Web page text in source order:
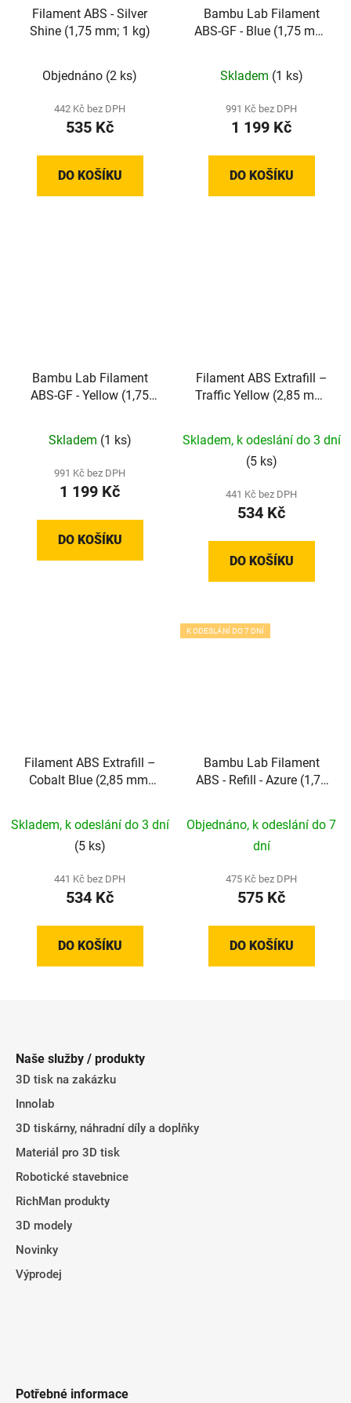
Filament ABS - Silver
Shine (1,75 mm; 1 kg)
Objednáno (2 ks)
442 Kč bez DPH
535 Kč
DO KOŠÍKU
Bambu Lab Filament
ABS-GF - Blue (1,75 mm;
Skladem (1 ks)
991 Kč bez DPH
1 199 Kč
DO KOŠÍKU
Bambu Lab Filament
ABS-GF - Yellow (1,75
Skladem (1 ks)
991 Kč bez DPH
1 199 Kč
DO KOŠÍKU
Filament ABS Extrafill –
Traffic Yellow (2,85 mm;
Skladem, k odeslání do 3 dní
(5 ks)
441 Kč bez DPH
534 Kč
DO KOŠÍKU
Filament ABS Extrafill –
Cobalt Blue (2,85 mm;
Skladem, k odeslání do 3 dní
(5 ks)
441 Kč bez DPH
534 Kč
DO KOŠÍKU
K ODESLÁNÍ DO 7 DNÍ
Bambu Lab Filament
ABS - Refill - Azure (1,75
Objednáno, k odeslání do 7
dní
475 Kč bez DPH
575 Kč
DO KOŠÍKU
Naše služby / produkty
3D tisk na zakázku
Innolab
3D tiskárny, náhradní díly a doplňky
Materiál pro 3D tisk
Robotické stavebnice
RichMan produkty
3D modely
Novinky
Výprodej
Potřebné informace